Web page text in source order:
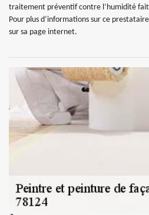
traitement préventif contre l’humidité fait
Pour plus d’informations sur ce
sur sa page internet.